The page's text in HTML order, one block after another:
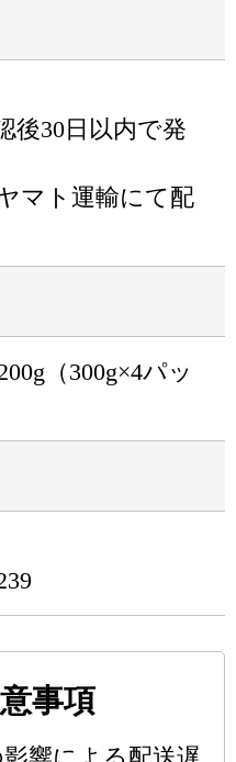
後30日以内で発
マト運輸にて配
（300g×4パッ
事項